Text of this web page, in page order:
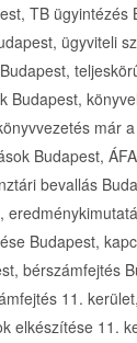
TB ügyintézés
ügyviteli
Budapest,
már
Budapest,
bevallás
Budapest,
bérszámfejtés
11.
elkészítése 11.